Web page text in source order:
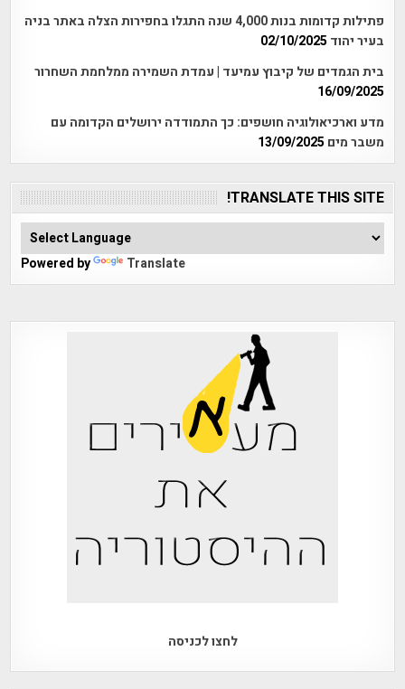
פתילות קדומות בנות 4,000 שנה התגלו בחפירות הצלה באתר בניה
בעיר יהוד 02/10/2025
בית הגמדים של קיבוץ עמיעד | עמדת השמירה ממלחמת השחרור
16/09/2025
מדע וארכיאולוגיה חושפים: כך התמודדה ירושלים הקדומה עם
משבר מים 13/09/2025
TRANSLATE THIS SITE!
Powered by Translate
לחצו לכניסה